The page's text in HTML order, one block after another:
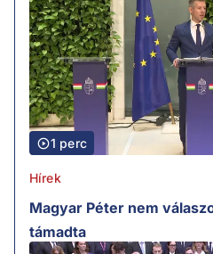
1 perc
Hírek
Magyar Péter nem
támadta